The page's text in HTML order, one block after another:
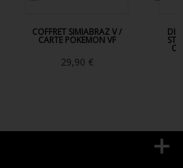
COFFRET SIMIABRAZ V /
CARTE POKEMON VF
29,90 €